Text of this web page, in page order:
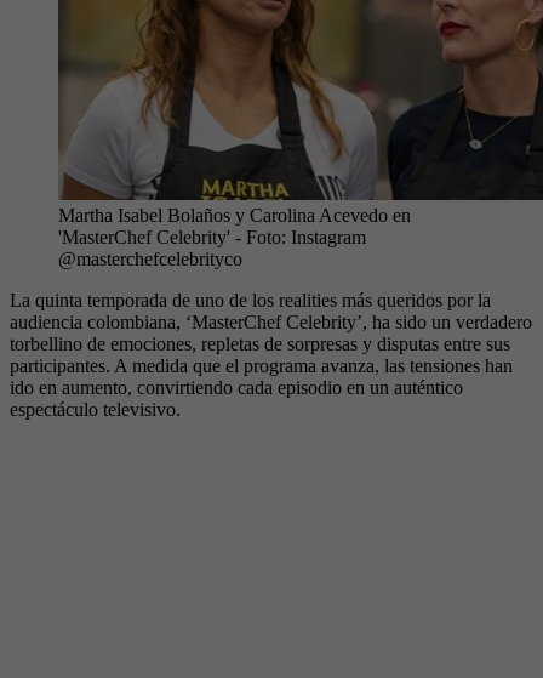
Martha Isabel Bolaños y Carolina Acevedo en
'MasterChef Celebrity' - Foto: Instagram
@masterchefcelebrityco
La quinta temporada de uno de los realities más queridos por la
audiencia colombiana, ‘MasterChef Celebrity’, ha sido un verdadero
torbellino de emociones, repletas de sorpresas y disputas entre sus
participantes. A medida que el programa avanza, las tensiones han
ido en aumento, convirtiendo cada episodio en un auténtico
espectáculo televisivo.